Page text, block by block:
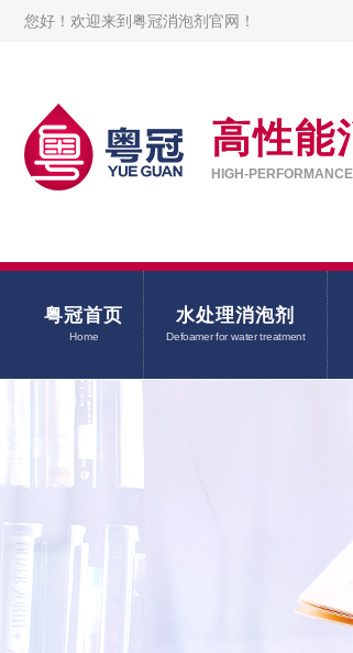
您好！欢迎来到粤冠消泡剂官网！
高性能
HIGH-
粤冠首页
Home
水处理消泡剂
Defoamer for water treatment